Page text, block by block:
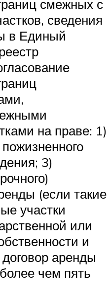
смежных с
сведения
в Единый
на праве: 1)
3)
(если такие
участки
или
и
аренды
чем пять